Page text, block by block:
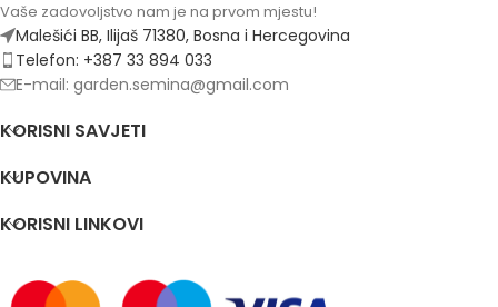
Vaše zadovoljstvo nam je na prvom mjestu!
Malešići BB, Ilijaš 71380, Bosna i Hercegovina
Telefon: +387 33 894 033
E-mail: garden.semina@gmail.com
KORISNI SAVJETI
KUPOVINA
KORISNI LINKOVI